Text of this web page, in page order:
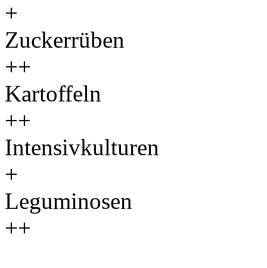
+
Zuckerrüben
++
Kartoffeln
++
Intensivkulturen
+
Leguminosen
++